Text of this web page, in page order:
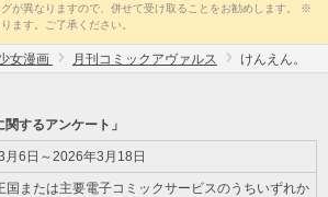
が異なりますので、併せて受け取ることをお勧めします。 ※
ます。ご了承ください。
女漫画 月刊コミックアヴァルス けんえん。
関するアンケート」
月6日～2026年3月18日
国または主要電子コミックサービスのうちいずれか